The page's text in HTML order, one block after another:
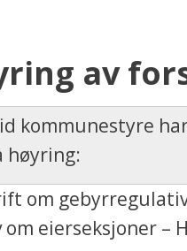
av
kommunestyre
høyring:
om
om eierseksjoner –